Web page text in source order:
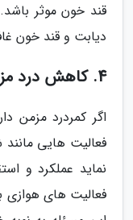
قند خون موثر
دیابت و قند خون
4. کاهش درد مزمن
اگر کمردرد مزمن
فعالیت هایی
نماید عملکرد و
فعالیت های هوازی